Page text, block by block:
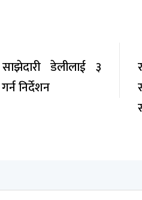
डेलीलाई ३
निर्देशन